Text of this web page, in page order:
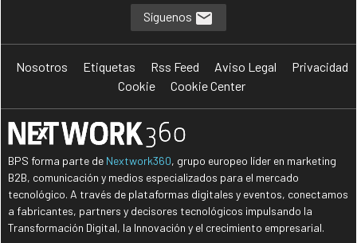
Síguenos
Nosotros Etiquetas Rss Feed Aviso Legal
Privacidad
Cookie
Cookie Center
BPS forma parte de Nextwork360, grupo europeo líder en marketing
B2B, comunicación y medios especializados para el mercado
tecnológico. A través de plataformas digitales y eventos, conectamos
a fabricantes, partners y decisores tecnológicos impulsando la
Transformación Digital, la Innovación y el crecimiento empresarial.